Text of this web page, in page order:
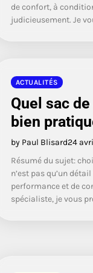
de confort, à
judicieusement. Je
ACTUALITÉS
Quel sac
bien
by Paul Blisard24
Résumé du sujet:
n’est pas qu’un
performance et de
spécialiste, je vous